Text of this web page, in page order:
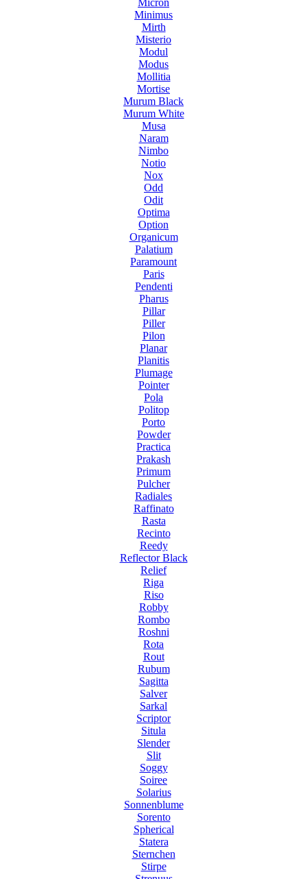
Minimus
Mirth
Misterio
Modul
Modus
Mollitia
Mortise
Murum Black
Murum White
Musa
Naram
Nimbo
Notio
Nox
Odd
Odit
Optima
Option
Organicum
Palatium
Paramount
Paris
Pendenti
Pharus
Pillar
Piller
Pilon
Planar
Planitis
Plumage
Pointer
Pola
Politop
Porto
Powder
Practica
Prakash
Primum
Pulcher
Radiales
Raffinato
Rasta
Recinto
Reedy
Reflector Black
Relief
Riga
Riso
Robby
Rombo
Roshni
Rota
Rout
Rubum
Sagitta
Salver
Sarkal
Scriptor
Situla
Slender
Slit
Soggy
Soiree
Solarius
Sonnenblume
Sorento
Spherical
Statera
Sternchen
Stirpe